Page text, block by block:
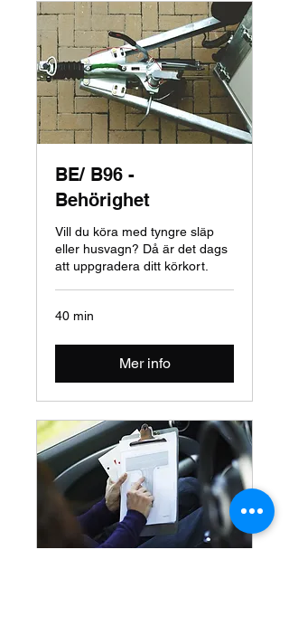
BE/ B96 -
Behörighet
Vill du köra med tyngre släp
eller husvagn? Då är det dags
att uppgradera ditt körkort.
40 min
Mer info